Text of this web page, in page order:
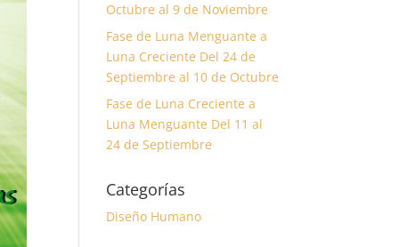
Octubre al 9 de Noviembre
Fase de Luna Menguante a
Luna Creciente Del 24 de
Septiembre al 10 de Octubre
Fase de Luna Creciente a
Luna Menguante Del 11 al
24 de Septiembre
Categorías
Diseño Humano